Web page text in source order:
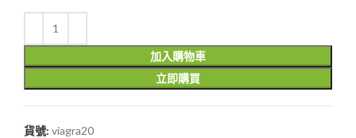
加入購物車
立即購買
貨號: viagra20